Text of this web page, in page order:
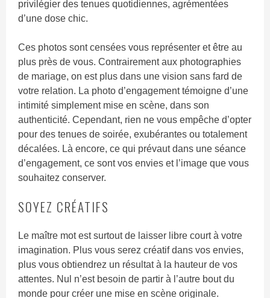
privilégier des tenues quotidiennes, agrémentées
d’une dose chic.
Ces photos sont censées vous représenter et être au
plus près de vous. Contrairement aux photographies
de mariage, on est plus dans une vision sans fard de
votre relation. La photo d’engagement témoigne d’une
intimité simplement mise en scène, dans son
authenticité. Cependant, rien ne vous empêche d’opter
pour des tenues de soirée, exubérantes ou totalement
décalées. Là encore, ce qui prévaut dans une séance
d’engagement, ce sont vos envies et l’image que vous
souhaitez conserver.
SOYEZ CRÉATIFS
Le maître mot est surtout de laisser libre court à votre
imagination. Plus vous serez créatif dans vos envies,
plus vous obtiendrez un résultat à la hauteur de vos
attentes. Nul n’est besoin de partir à l’autre bout du
monde pour créer une mise en scène originale.